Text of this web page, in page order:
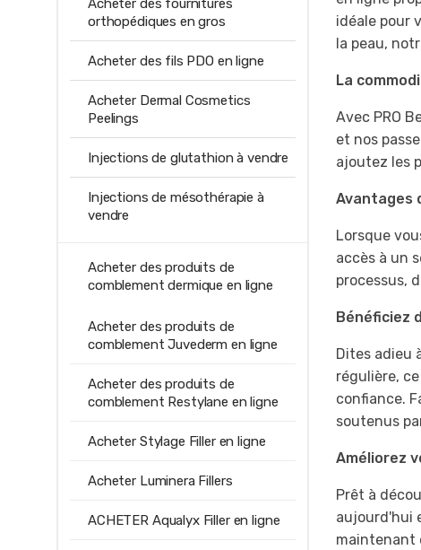
idéale pour
la peau,
La
Avec PRO
et nos
ajoutez les
Avantages
Lorsque
accès à un
processus,
Bénéficiez
Dites adieu
régulière,
confiance.
soutenus
Améliorez
Prêt à
aujourd'hui
maintenant
Acheter des fournitures
orthopédiques en gros
Acheter des fils PDO en ligne
Acheter Dermal Cosmetics
Peelings
Injections de glutathion à vendre
Injections de mésothérapie à
vendre
Acheter des produits de
comblement dermique en ligne
Acheter des produits de
comblement Juvederm en ligne
Acheter des produits de
comblement Restylane en ligne
Acheter Stylage Filler en ligne
Acheter Luminera Fillers
ACHETER Aqualyx Filler en ligne